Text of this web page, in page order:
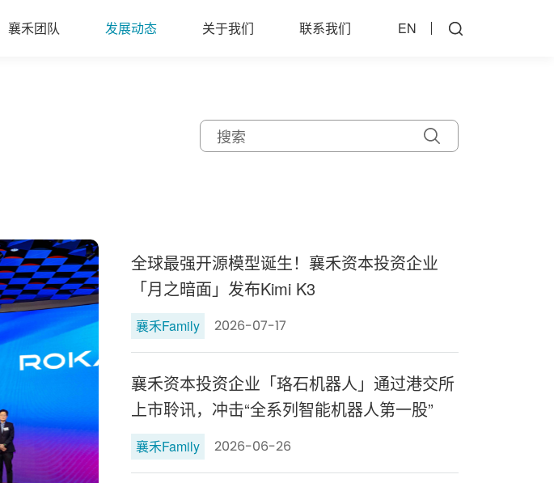
襄禾团队 发展动态 关于我们 联系我们 EN
全球最强开源模型诞生！襄禾资本投资企业
「月之暗面」发布Kimi K3
襄禾Family 2026-07-17
襄禾资本投资企业「珞石机器人」通过港交所
上市聆讯，冲击“全系列智能机器人第一股”
襄禾Family 2026-06-26